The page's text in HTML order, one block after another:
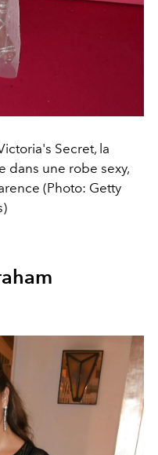
Secret, la
dans une robe sexy,
(Photo: Getty